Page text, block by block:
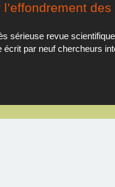
des
sérieuse revue
par neuf chercheurs